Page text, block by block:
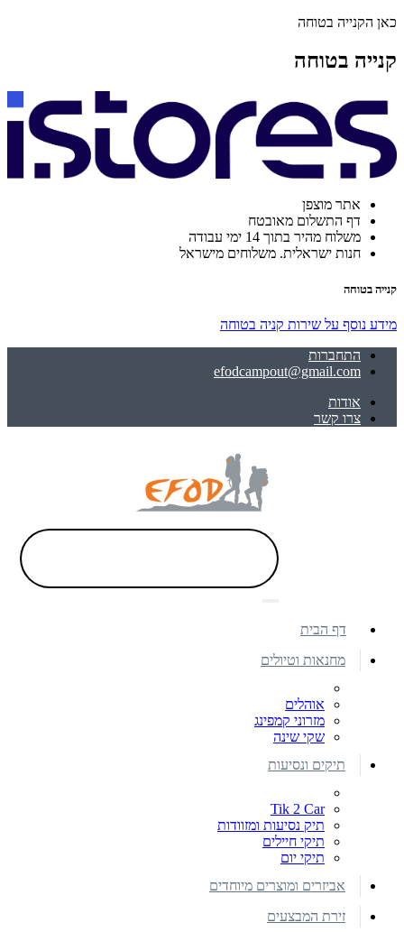
כאן הקנייה בטוחה
קנייה בטוחה
אתר מוצפן
דף התשלום מאובטח
משלוח מהיר בתוך 14 ימי עבודה
חנות ישראלית. משלוחים מישראל
קנייה בטוחה
מידע נוסף על שירות קניה בטוחה
התחברות
efodcampout@gmail.com
אודות
צרו קשר
דף הבית
מחנאות וטיולים
אוהלים
מזרוני קמפינג
שקי שינה
תיקים ונסיעות
Tik 2 Car
תיק נסיעות ומזוודות
תיקי חיילים
תיקי יום
אביזרים ומוצרים מיוחדים
זירת המבצעים